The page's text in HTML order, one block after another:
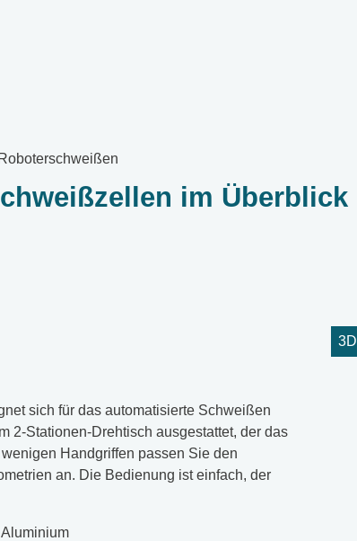
im Überblick
3D
sich für das automatisierte Schweißen
2-Stationen-Drehtisch ausgestattet, der das
Handgriffen passen Sie den
an. Die Bedienung ist einfach, der